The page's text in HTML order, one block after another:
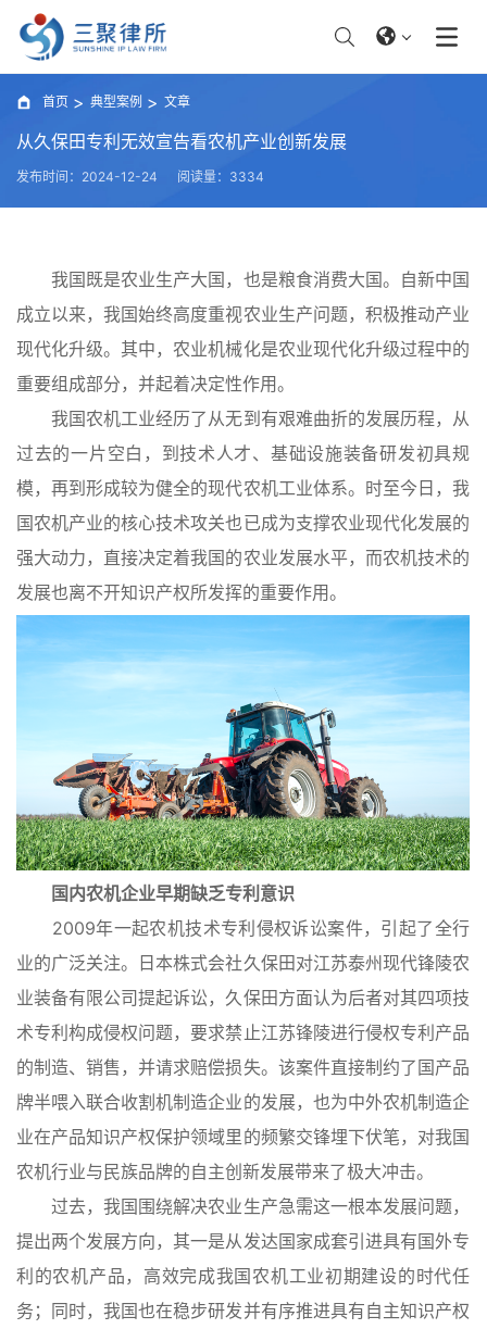
首页 典型案例 文章
从久保田专利无效宣告看农机产业创新发展
发布时间：2024-12-24 阅读量：3334
我国既是农业生产大国，也是粮食消费大国。自新中国
成立以来，我国始终高度重视农业生产问题，积极推动产业
现代化升级。其中，农业机械化是农业现代化升级过程中的
重要组成部分，并起着决定性作用。
我国农机工业经历了从无到有艰难曲折的发展历程，从
过去的一片空白，到技术人才、基础设施装备研发初具规
模，再到形成较为健全的现代农机工业体系。时至今日，我
国农机产业的核心技术攻关也已成为支撑农业现代化发展的
强大动力，直接决定着我国的农业发展水平，而农机技术的
发展也离不开知识产权所发挥的重要作用。
国内农机企业早期缺乏专利意识
2009年一起农机技术专利侵权诉讼案件，引起了全行
业的广泛关注。日本株式会社久保田对江苏泰州现代锋陵农
业装备有限公司提起诉讼，久保田方面认为后者对其四项技
术专利构成侵权问题，要求禁止江苏锋陵进行侵权专利产品
的制造、销售，并请求赔偿损失。该案件直接制约了国产品
牌半喂入联合收割机制造企业的发展，也为中外农机制造企
业在产品知识产权保护领域里的频繁交锋埋下伏笔，对我国
农机行业与民族品牌的自主创新发展带来了极大冲击。
过去，我国围绕解决农业生产急需这一根本发展问题，
提出两个发展方向，其一是从发达国家成套引进具有国外专
利的农机产品，高效完成我国农机工业初期建设的时代任
务；同时，我国也在稳步研发并有序推进具有自主知识产权